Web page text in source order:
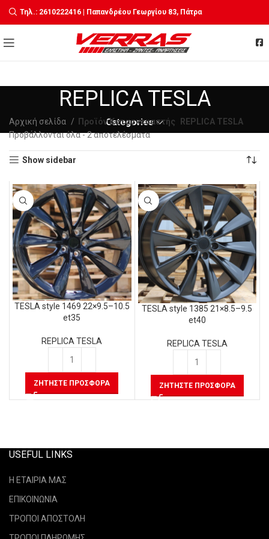
Τηλ.: 2610222416 | Παπανδρέου Γεωργίου 83, Πάτρα
REPLICA TESLA
Categories
Αρχική σελίδα Προϊόν Κατασκευαστής
REPLICA TESLA
Προβάλλονται όλα - 2 αποτελέσματαSorted
Show sidebar
TESLA style 1469 22×9.5–10.5
et35
REPLICA TESLA
ΖΗΤΉΣΤΕ ΠΡΟΣΦΟΡΆ
TESLA style 1385 21×8.5–9.5
et40
REPLICA TESLA
ΖΗΤΉΣΤΕ ΠΡΟΣΦΟΡΆ
USEFUL LINKS
Η ΕΤΑΙΡΙΑ ΜΑΣ
ΕΠΙΚΟΙΝΩΝΙΑ
ΤΡΟΠΟΙ ΑΠΟΣΤΟΛΗ